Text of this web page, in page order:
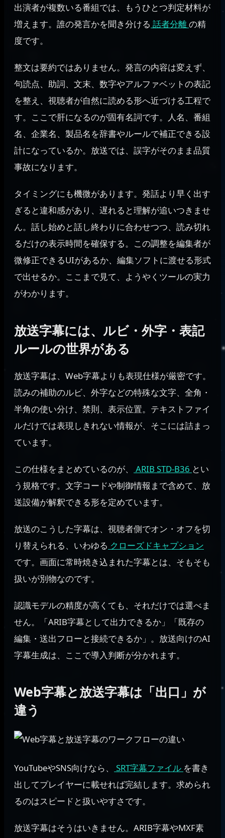
出演者が複数いる番組では、もうひとつ判定材料が
増えます。誰の発言かを聞き分ける 話者分離の精
度です。
整文は要約ではありません。発言の内容は変えず、
句読点、助詞、文末、数字やアルファベットの表記
を整え、視聴者が自然に読める形へ近づける工程で
す。ここで肝になるのが固有名詞です。人名、番組
名、企業名、製品名を辞書やルールで補正できる設
計になっているか。放送では、誤字がそのまま品質
事故になります。
タイミングにも機微があります。発話より早く出す
ぎると違和感があり、遅れると理解が追いつきませ
ん。話し始めと話し終わりに合わせつつ、読み切れ
るだけの表示時間を確保する。この調整を編集者が
微修正できるUIがあるか、編集ソフトに渡せる形式
で出せるか。ここまで見て、ようやくツールの実力
がわかります。
放送字幕には、ルビ・外字・表記
ルールの世界がある
放送字幕は、Web字幕よりも表現仕様が厳密です。
読みの補助のルビ、外字などの特殊な文字、全角・
半角の使い分け、禁則、表示位置。テキストファイ
ルだけでは表現しきれない情報が、そこには詰まっ
ています。
この仕様をまとめているのが、 ARIB STD-B36 とい
う規格です。文字コードや制御情報まで含めて、放
送設備が解釈できる形を定めています。
放送のこうした字幕は、視聴者側でオン・オフを切
り替えられる、いわゆる クローズドキャプション
です。画面に常時焼き込まれた字幕とは、そもそも
扱いが別物なのです。
認識モデルの精度が高くても、それだけでは選べま
せん。「ARIB字幕として出力できるか」「既存の
編集・送出フローと接続できるか」。放送向けのAI
字幕生成は、ここで導入判断が分かれます。
Web字幕と放送字幕は「出口」が
違う
YouTubeやSNS向けなら、 SRT字幕ファイル を書き
出してプレイヤーに載せれば完結します。求められ
るのはスピードと扱いやすさです。
放送字幕はそうはいきません。ARIB字幕やMXF素